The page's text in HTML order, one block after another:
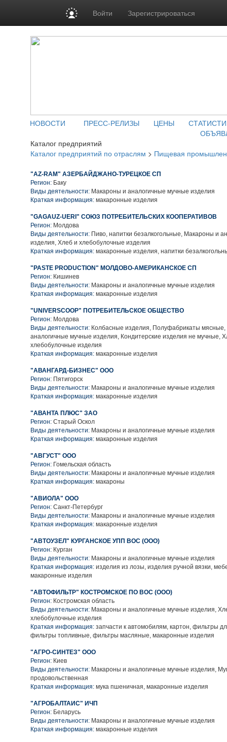
Войти Зарегистрироваться
НОВОСТИ ПРЕСС-РЕЛИЗЫ ЦЕНЫ
Каталог предприятий
Каталог предприятий по отраслям > Пищевая
"AZ-RAM" АЗЕРБАЙДЖАНО-ТУРЕЦКОЕ СП
Регион: Баку
Виды деятельности: Макароны и аналогичные мучные изделия
Краткая информация: макаронные изделия
"GAGAUZ-UERI" СОЮЗ ПОТРЕБИТЕЛЬСКИХ КООПЕРАТИВОВ
Регион: Молдова
Виды деятельности: Пиво, напитки безалкогольные, Макароны и
изделия, Хлеб и хлебобулочные изделия
Краткая информация: макаронные изделия, напитки
"PASTE PRODUCTION" МОЛДОВО-АМЕРИКАНСКОЕ СП
Регион: Кишинев
Виды деятельности: Макароны и аналогичные мучные изделия
Краткая информация: макаронные изделия
"UNIVERSCOOP" ПОТРЕБИТЕЛЬСКОЕ ОБЩЕСТВО
Регион: Молдова
Виды деятельности: Колбасные изделия, Полуфабрикаты
аналогичные мучные изделия, Кондитерские изделия не мучные,
хлебобулочные изделия
Краткая информация: макаронные изделия
"АВАНГАРД-БИЗНЕС" ООО
Регион: Пятигорск
Виды деятельности: Макароны и аналогичные мучные изделия
Краткая информация: макаронные изделия
"АВАНТА ПЛЮС" ЗАО
Регион: Старый Оскол
Виды деятельности: Макароны и аналогичные мучные изделия
Краткая информация: макаронные изделия
"АВГУСТ" ООО
Регион: Гомельская область
Виды деятельности: Макароны и аналогичные мучные изделия
Краткая информация: макароны
"АВИОЛА" ООО
Регион: Санкт-Петербург
Виды деятельности: Макароны и аналогичные мучные изделия
Краткая информация: макаронные изделия
"АВТОУЗЕЛ" КУРГАНСКОЕ УПП ВОС (ООО)
Регион: Курган
Виды деятельности: Макароны и аналогичные мучные изделия
Краткая информация: изделия из лозы, изделия ручной вязки,
макаронные изделия
"АВТОФИЛЬТР" КОСТРОМСКОЕ ПО ВОС (ООО)
Регион: Костромская область
Виды деятельности: Макароны и аналогичные мучные изделия,
хлебобулочные изделия
Краткая информация: запчасти к автомобилям, картон, фильтры
фильтры топливные, фильтры масляные, макаронные изделия
"АГРО-СИНТЕЗ" ООО
Регион: Киев
Виды деятельности: Макароны и аналогичные мучные изделия,
продовольственная
Краткая информация: мука пшеничная, макаронные изделия
"АГРОБАЛТАИС" ИЧП
Регион: Беларусь
Виды деятельности: Макароны и аналогичные мучные изделия
Краткая информация: макаронные изделия